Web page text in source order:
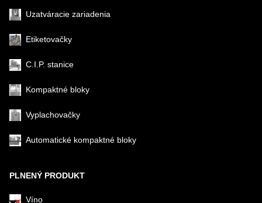
Uzatváracie zariadenia
Etiketovačky
C.I.P. stanice
Kompaktné bloky
Vyplachovačky
Automatické kompaktné bloky
PLNENÝ PRODUKT
Víno